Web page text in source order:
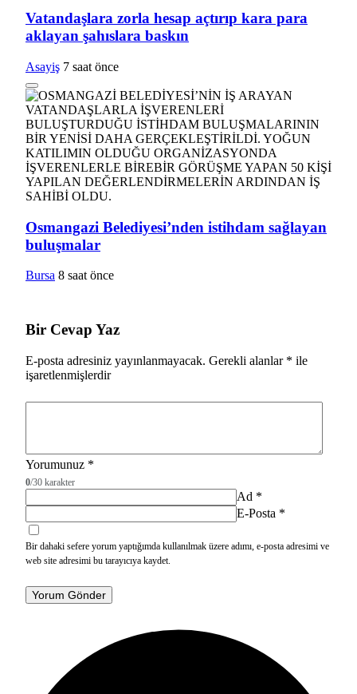
Vatandaşlara zorla hesap açtırıp kara para
aklayan şahıslara baskın
Asayiş 7 saat önce
Osmangazi Belediyesi’nden istihdam sağlayan
buluşmalar
Bursa 8 saat önce
Bir Cevap Yaz
E-posta adresiniz yayınlanmayacak. Gerekli alanlar * ile
işaretlenmişlerdir
Yorumunuz *
0/30 karakter
Ad *
E-Posta *
Bir dahaki sefere yorum yaptığımda kullanılmak üzere adımı, e-posta adresimi ve
web site adresimi bu tarayıcıya kaydet.
Yorum Gönder